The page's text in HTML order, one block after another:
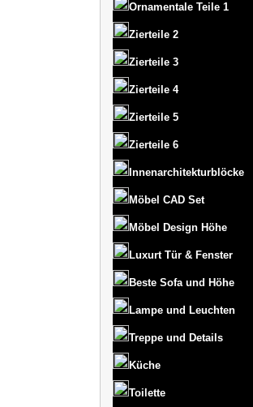
Ornamentale Teile 1
Zierteile 2
Zierteile 3
Zierteile 4
Zierteile 5
Zierteile 6
Innenarchitekturblöcke
Möbel CAD Set
Möbel Design Höhe
Luxurt Tür & Fenster
Beste Sofa und Höhe
Lampe und Leuchten
Treppe und Details
Küche
Toilette